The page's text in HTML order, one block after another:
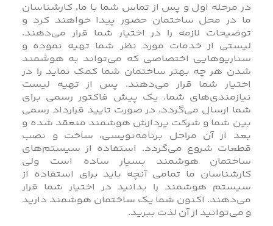
در مرحله اول و پس از تماس شما با ما، کارشناسان
ما در محل ساختمان حضور پیدا خواهند کرد و
توضیحات لازمه را در اختیار شما قرار می‌دهند.
لیستی از خدمات مورد نظر شما تهیه نموده و
سناریوهایی اختصاصی که می‌تواند به هوشمند
شدن هر چه بهتر ساختمان شما کمک نماید را در
اختیار شما قرار می‌دهند. پس از تهیه لیست
نیازمندی‌های شما، یک پیش فاکتور رسمی برای
شما ارسال می‌گردد، در صورت تایید قرارداد رسمی
بین شما و شرکت پردازش هوشمند منعقد شده و
بعد از آن مراحل برنامه‌نویسی، ساخت و نصب
قطعات شروع می‌گردد. استفاده از سیستم‌های
ساختمان هوشمند بسیار ساده است ولی
کارشناسان ما تمامی آنچه باید برای استفاده از
سیستم هوشمند را بدانید در اختیار شما قرار
می‌دهند. اکنون شما یک ساختمان هوشمند دارید
و می‌توانید از آن لذت ببرید.